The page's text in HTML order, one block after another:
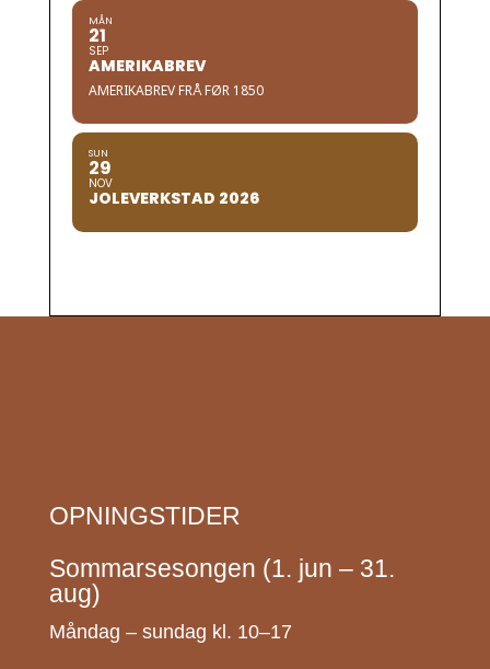
MÅN
21
SEP
AMERIKABREV
AMERIKABREV FRÅ FØR 1850
SUN
29
NOV
JOLEVERKSTAD 2026
OPNINGSTIDER
Sommarsesongen (1. jun – 31.
aug)
Måndag – sundag kl. 10–17